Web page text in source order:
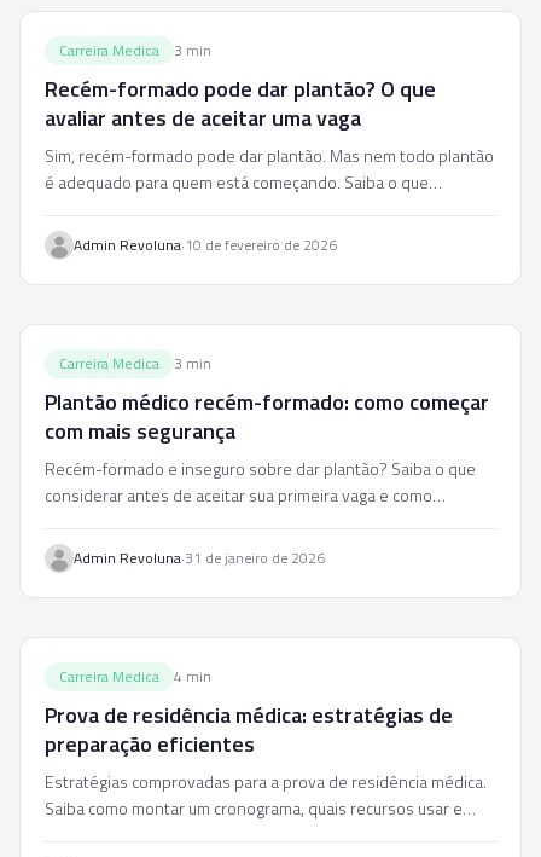
Carreira Medica 3 min
Recém-formado pode dar plantão? O que
avaliar antes de aceitar uma vaga
Sim, recém-formado pode dar plantão. Mas nem todo plantão
é adequado para quem está começando. Saiba o que
Admin Revoluna·10 de fevereiro de 2026
Carreira Medica 3 min
Plantão médico recém-formado: como começar
com mais segurança
Recém-formado e inseguro sobre dar plantão? Saiba o que
considerar antes de aceitar sua primeira vaga e como
Admin Revoluna·31 de janeiro de 2026
Carreira Medica 4 min
Prova de residência médica: estratégias de
preparação eficientes
Estratégias comprovadas para a prova de residência médica.
Saiba como montar um cronograma, quais recursos usar e